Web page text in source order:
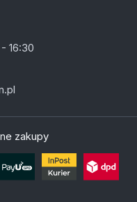
16:30
zakupy